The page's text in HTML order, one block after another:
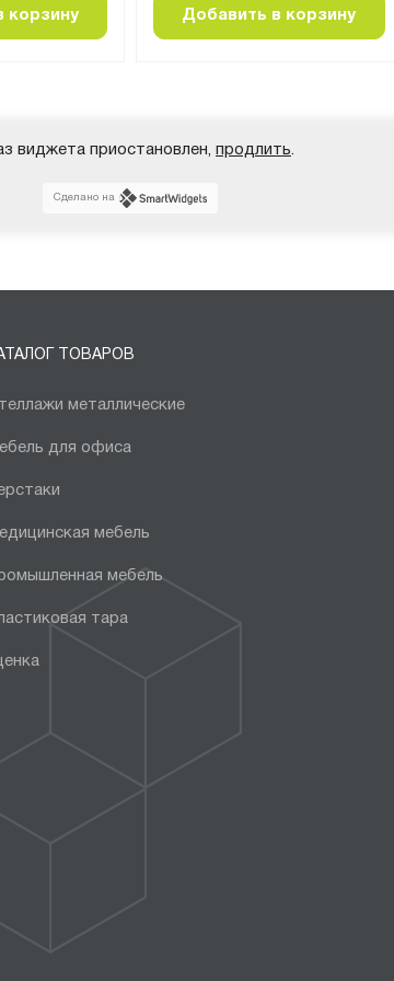
корзину Добавить в корзину
виджета приостановлен, продлить
Сделано на
ТОВАРОВ
металлические
для офиса
мебель
мебель
тара